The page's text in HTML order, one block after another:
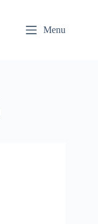
Menu